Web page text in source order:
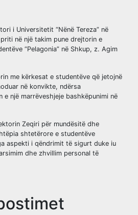
i Universitetit “Nënë Tereza” në
në një takim pune drejtorin e
“Pelagonia” në Shkup, z. Agim
me kërkesat e studentëve që jetojnë
në konvikte, ndërsa
e një marrëveshjeje bashkëpunimi në
Zeqiri për mundësitë dhe
shtetërore e studentëve
aspekti i qëndrimit të sigurt duke iu
dhe zhvillim personal të